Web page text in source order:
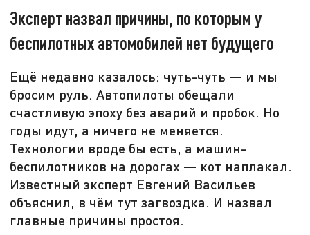
Эксперт назвал причины, по которым у
беспилотных автомобилей нет будущего
Ещё недавно казалось: чуть-чуть — и мы
бросим руль. Автопилоты обещали
счастливую эпоху без аварий и пробок. Но
годы идут, а ничего не меняется.
Технологии вроде бы есть, а машин-
беспилотников на дорогах — кот наплакал.
Известный эксперт Евгений Васильев
объяснил, в чём тут загвоздка. И назвал
главные причины простоя.